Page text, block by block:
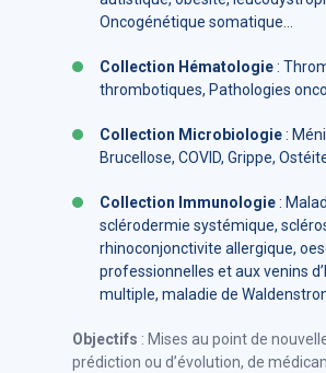
Oncogénétique somatique…
Collection Hématologie:
thrombotiques, Pathologies
Collection Microbiologie:
Brucellose, COVID, Grippe,
Collection Immunologie:
sclérodermie systémique,
rhinoconjonctivite allergique,
professionnelles et aux venins
multiple, maladie de
Objectifs : Mises au point de
prédiction ou d’évolution, de